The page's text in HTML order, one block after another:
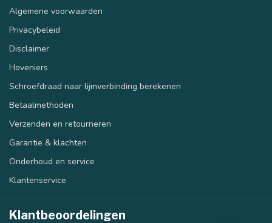
Algemene voorwaarden
Privacybeleid
Disclaimer
Hoveniers
Schroefdraad naar lijmverbinding berekenen
Betaalmethoden
Verzenden en retourneren
Garantie & klachten
Onderhoud en service
Klantenservice
Klantbeoordelingen